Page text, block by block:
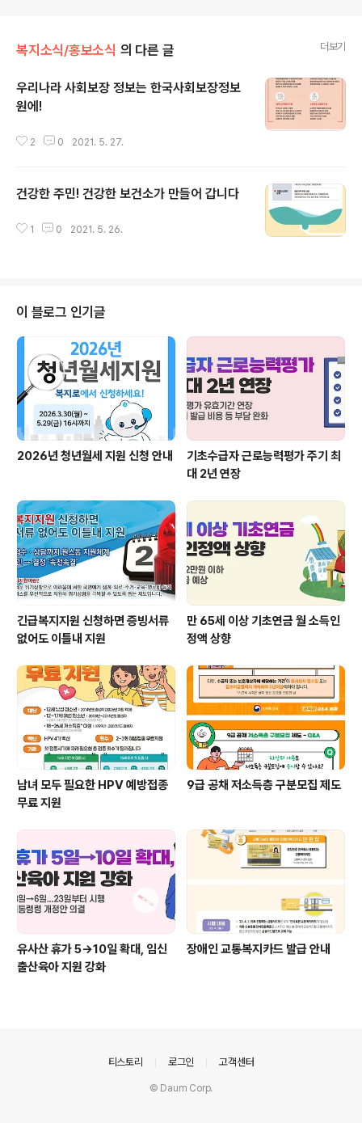
복지소식/홍보소식 의 다른 글 더보기
우리나라 사회보장 정보는 한국사회보장정보
원에!
2 0 2021. 5. 27.
건강한 주민! 건강한 보건소가 만들어 갑니다
1 0 2021. 5. 26.
이 블로그 인기글
2026년 청년월세 지원 신청 안내
기초수급자 근로능력평가 주기 최
대 2년 연장
긴급복지지원 신청하면 증빙서류
없어도 이틀내 지원
만 65세 이상 기초연금 월 소득인
정액 상향
남녀 모두 필요한 HPV 예방접종
무료 지원
9급 공채 저소득층 구분모집 제도
유사산 휴가 5→10일 확대, 임신
출산육아 지원 강화
장애인 교통복지카드 발급 안내
티스토리 로그인 고객센터
© Daum Corp.